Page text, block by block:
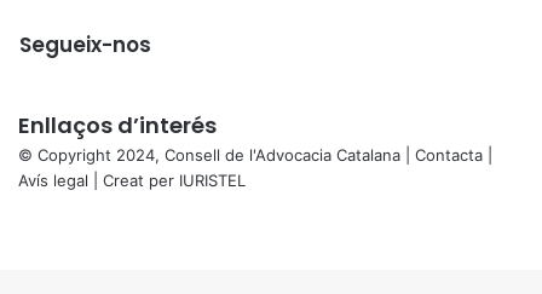
Segueix-nos
Enllaços d’interés
© Copyright 2024, Consell de l'Advocacia Catalana | Contacta
Avís legal | Creat per IURISTEL